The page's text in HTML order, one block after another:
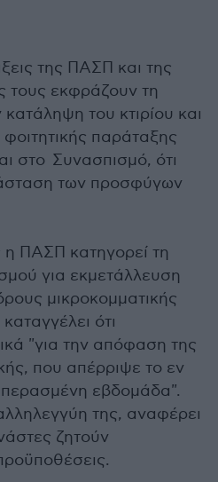
της ΠΑΣΠ και της
τους εκφράζουν τη
του κτιρίου και
παράταξης
στο Συνασπισμό, ότι
των προσφύγων
ΠΑΣΠ κατηγορεί τη
για εκμετάλλευση
μικροκομματικής
ότι
"για την απόφαση της
που απέρριψε το εν
εβδομάδα".
της, αναφέρει
ζητούν